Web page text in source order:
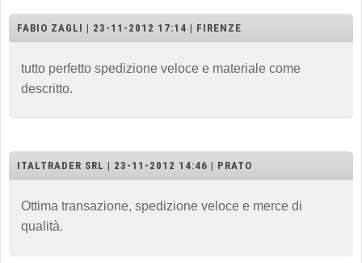
FABIO ZAGLI | 23-11-2012 17:14 | FIRENZE
tutto perfetto spedizione veloce e materiale come
descritto.
ITALTRADER SRL | 23-11-2012 14:46 | PRATO
Ottima transazione, spedizione veloce e merce di
qualità.